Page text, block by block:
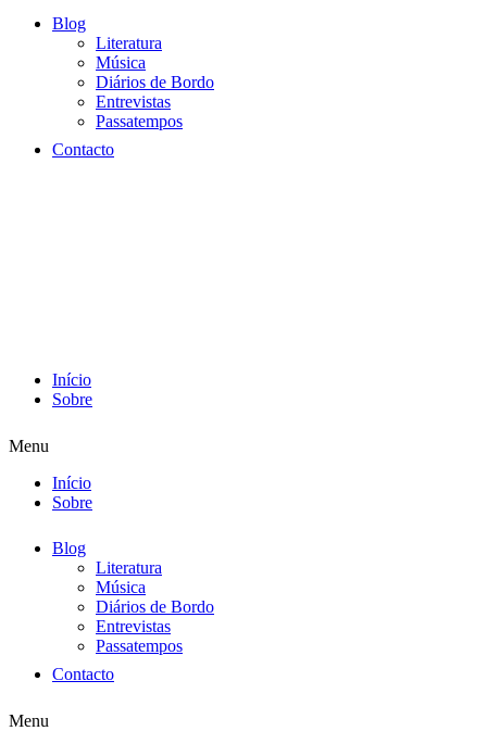
Blog
Literatura
Música
Diários de Bordo
Entrevistas
Passatempos
Contacto
Início
Sobre
Menu
Início
Sobre
Blog
Literatura
Música
Diários de Bordo
Entrevistas
Passatempos
Contacto
Menu